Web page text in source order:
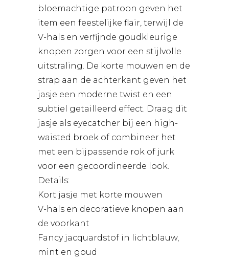
bloemachtige patroon geven het
item een feestelijke flair, terwijl de
V-hals en verfijnde goudkleurige
knopen zorgen voor een stijlvolle
uitstraling. De korte mouwen en de
strap aan de achterkant geven het
jasje een moderne twist en een
subtiel getailleerd effect. Draag dit
jasje als eyecatcher bij een high-
waisted broek of combineer het
met een bijpassende rok of jurk
voor een gecoördineerde look.
Details:
Kort jasje met korte mouwen
V-hals en decoratieve knopen aan
de voorkant
Fancy jacquardstof in lichtblauw,
mint en goud